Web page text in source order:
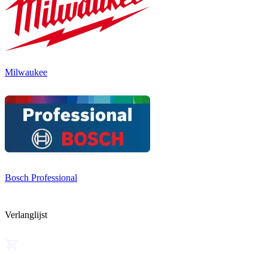
Milwaukee
Bosch Professional
Verlanglijst